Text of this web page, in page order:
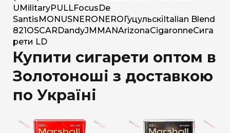
U MilitaryPULLFocus De
Santis MONUSNERO NERO Гуцульскі Italian Blend
821 OSCAR DandyJM MANArizonaCigaronneСига
рети LD
Купити сигарети оптом в
Золотоноші з доставкою
по Україні